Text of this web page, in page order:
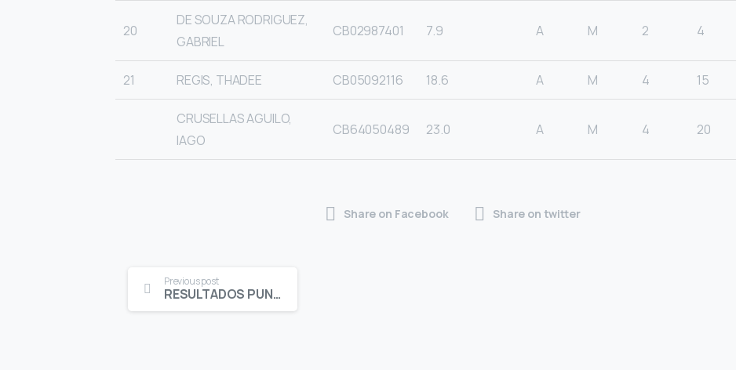
20
DE SOUZA RODRIGUEZ,
GABRIEL
CB02987401 7.9 A M 2 4
21 REGIS, THADEE CB05092116 18.6 A M 4 15
CRUSELLAS AGUILO,
IAGO
CB64050489 23.0 A M 4 20
Share on Facebook Share on twitter
Continue
Reading
Previous post
RESULTADOS PUNTUABLE G.P. Y V.V. C.G. LLAVANERAS ALEVIN FEMENINO HÁNDICAP